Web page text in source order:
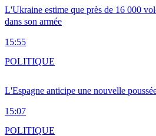
L'Ukraine estime que près de 16 000
dans son armée
15:55
L'Espagne anticipe une nouvelle
15:07
POLITIQUE
POLITIQUE